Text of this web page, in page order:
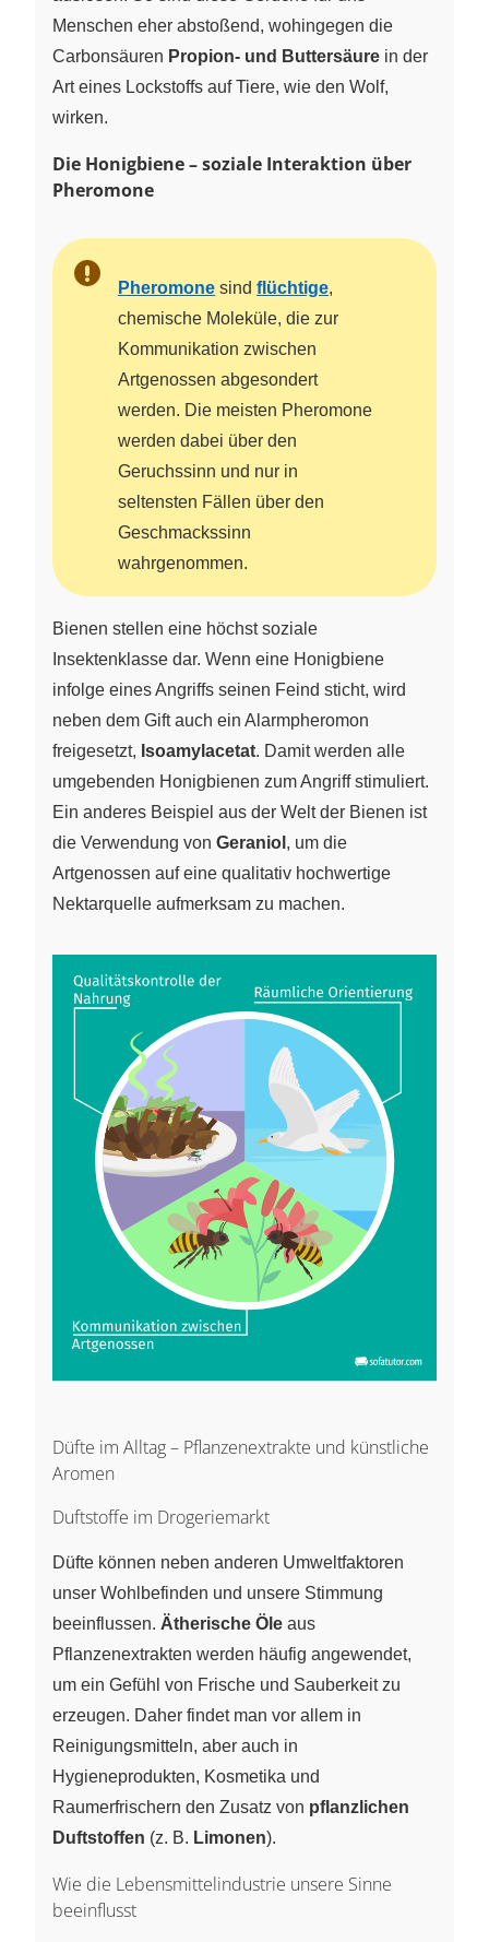
Menschen eher abstoßend, wohingegen die
Carbonsäuren Propion- und Buttersäure in der
Art eines Lockstoffs auf Tiere, wie den Wolf,
wirken.
Die Honigbiene – soziale Interaktion über
Pheromone
Pheromone sind flüchtige,
chemische Moleküle, die zur
Kommunikation zwischen
Artgenossen abgesondert
werden. Die meisten Pheromone
werden dabei über den
Geruchssinn und nur in
seltensten Fällen über den
Geschmackssinn
wahrgenommen.
Bienen stellen eine höchst soziale
Insektenklasse dar. Wenn eine Honigbiene
infolge eines Angriffs seinen Feind sticht, wird
neben dem Gift auch ein Alarmpheromon
freigesetzt, Isoamylacetat. Damit werden alle
umgebenden Honigbienen zum Angriff stimuliert.
Ein anderes Beispiel aus der Welt der Bienen ist
die Verwendung von Geraniol , um die
Artgenossen auf eine qualitativ hochwertige
Nektarquelle aufmerksam zu machen.
Düfte im Alltag – Pflanzenextrakte und künstliche
Aromen
Duftstoffe im Drogeriemarkt
Düfte können neben anderen Umweltfaktoren
unser Wohlbefinden und unsere Stimmung
beeinflussen. Ätherische Öle aus
Pflanzenextrakten werden häufig angewendet,
um ein Gefühl von Frische und Sauberkeit zu
erzeugen. Daher findet man vor allem in
Reinigungsmitteln, aber auch in
Hygieneprodukten, Kosmetika und
Raumerfrischern den Zusatz von pflanzlichen
Duftstoffen (z. B. Limonen).
Wie die Lebensmittelindustrie unsere Sinne
beeinflusst